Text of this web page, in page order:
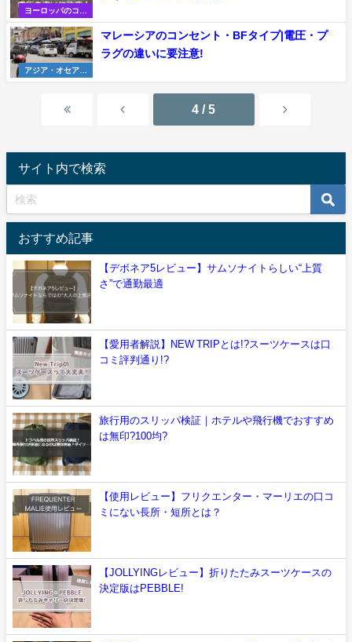
ヨーロッパのコン
セント・電圧
アジア・オセアニ
マレーシアのコンセント・BFタイプ|電圧・プ
ラグの違いに要注意!
4 / 5
サイト内で検索
おすすめ記事
【デボネア5レビュー】サムソナイトらしい“上質
さ”で通勤最適
【愛用者解説】NEW TRIPとは!?スーツケースは口
コミ評判通り!?
旅行用のスリッパ検証｜ホテルや飛行機でおすすめ
は無印?100均?
【使用レビュー】フリクエンター・マーリエの口コ
ミにない長所・短所とは？
【JOLLYINGレビュー】折りたたみスーツケースの
決定版はPEBBLE!